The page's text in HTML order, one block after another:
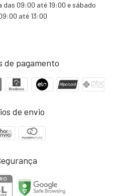
das 09:00 até 19:00 e sábado
até 13:00
de pagamento
de envio